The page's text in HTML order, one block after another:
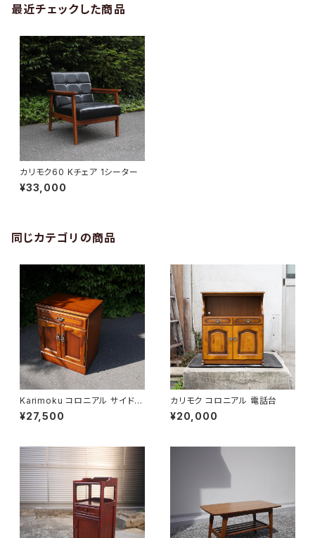
最近チェックした商品
カリモク60 Kチェア 1シーター
¥33,000
同じカテゴリの商品
Karimoku コロニアル サイドキ
ャビネット
¥27,500
カリモク コロニアル 電話台
¥20,000